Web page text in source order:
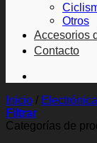
Otros
Accesorios
Contacto
Inicio / Electrónica
Filtrar
Categorías de